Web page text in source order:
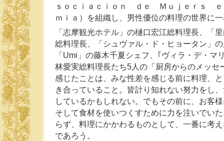
ｓｏｃｉａｃｉｏｎ ｄｅ Ｍｕｊｅｒｓ
ｍｉａ）を組織し、男性優位の料理の世界に
「志摩観光ホテル」の樋口宏江総料理長、「
総料理長、「シュヴァル・ド・ヒョータン」
「Umi」の藤木千夏シェフ、｢ヴィラ・デ・マ
林愛実総料理長たち5人の「厨房からのメッセ
感じたことは、みな性差を感じる前に料理、
き合っていること。皆計り知れない努力をし
しているかもしれない。でもその前に、お客
そして食材を使いつくすために力を注いでい
らず、料理にかかわるものとして、一番に考
であろう。